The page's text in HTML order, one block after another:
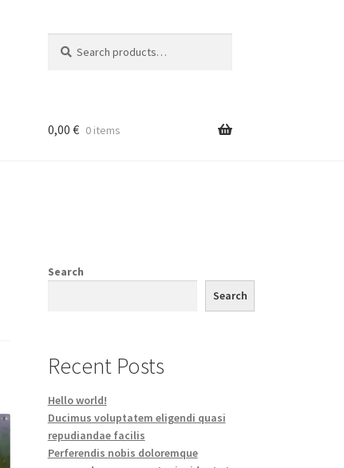
for:
0,00 € 0 items
Search
Search
Recent Posts
Hello world!
Ducimus voluptatem eligendi quasi
repudiandae facilis
Perferendis nobis doloremque